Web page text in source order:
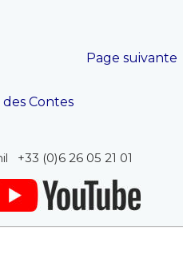
+33 (0)6 26 05 21 01
des Contes
Page suivante